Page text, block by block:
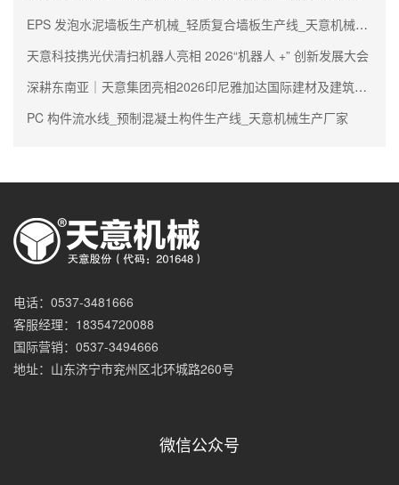
EPS 发泡水泥墙板生产机械_轻质复合墙板生产线_天意机械生产厂家
天意科技携光伏清扫机器人亮相 2026“机器人 +” 创新发展大会
深耕东南亚｜天意集团亮相2026印尼雅加达国际建材及建筑技术展
PC 构件流水线_预制混凝土构件生产线_天意机械生产厂家
电话：0537-3481666
客服经理：18354720088
国际营销：0537-3494666
地址：山东济宁市兖州区北环城路260号
微信公众号